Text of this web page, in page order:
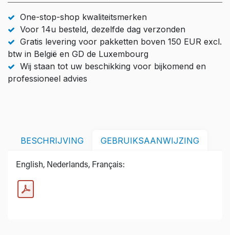
One-stop-shop kwaliteitsmerken
Voor 14u besteld, dezelfde dag verzonden
Gratis levering voor pakketten boven 150 EUR excl.
btw in België en GD de Luxembourg
Wij staan tot uw beschikking voor bijkomend en
professioneel advies
BESCHRIJVING GEBRUIKSAANWIJZING
English, Nederlands, Français: